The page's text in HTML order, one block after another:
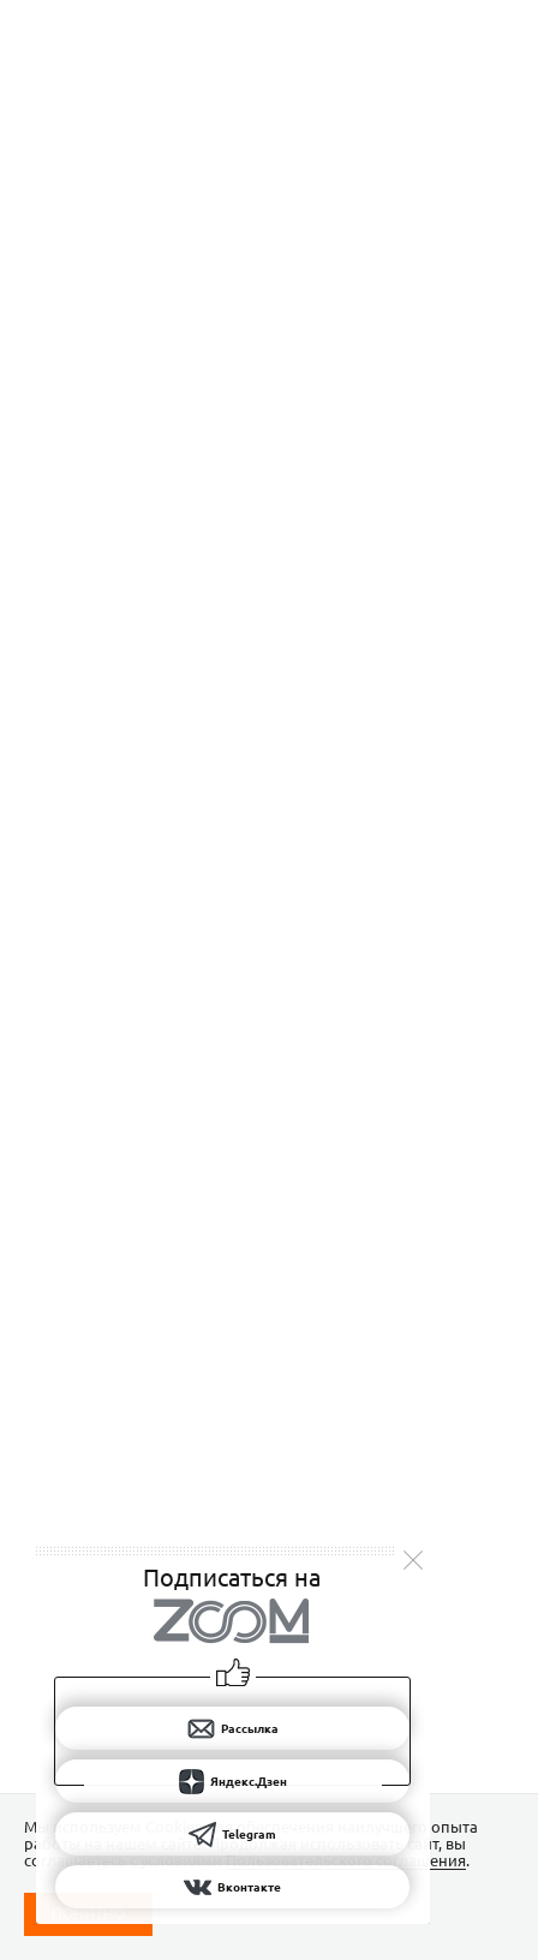
Подписаться на
Рассылка
Яндекс.Дзен
Telegram
Вконтакте
Мы используем Сookies для обеспечения наилучшего опыта
работы на нашем сайте. Продолжая использовать сайт, вы
соглашаетесь с условиямиПользовательского соглашения.
ПОНЯТНО